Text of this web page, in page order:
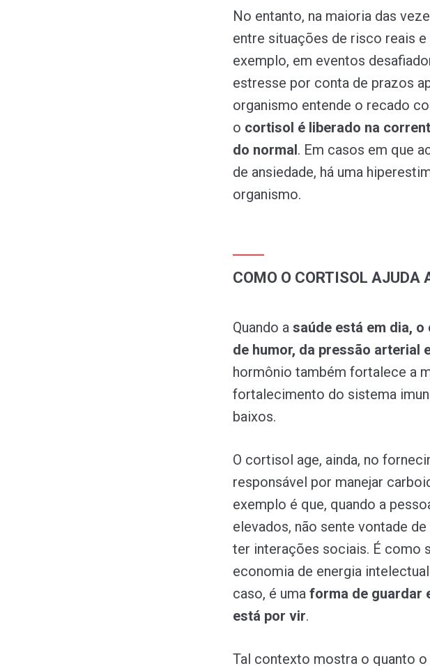
No entanto, na maioria das
entre situações de risco reais
exemplo, em eventos
estresse por conta de prazos
organismo entende o recado
o cortisol é liberado na
do normal. Em casos em que
de ansiedade, há uma
organismo.
COMO O CORTISOL AJUDA
Quando a saúde está em dia,
de humor, da pressão arterial
hormônio também fortalece a
fortalecimento do sistema
baixos.
O cortisol age, ainda, no
responsável por manejar
exemplo é que, quando a
elevados, não sente vontade
ter interações sociais. É como
economia de energia
caso, é uma forma de guardar
está por vir.
Tal contexto mostra o quanto